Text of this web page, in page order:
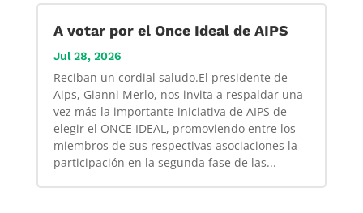
A votar por el Once Ideal de AIPS
Jul 28, 2026
Reciban un cordial saludo.El presidente de
Aips, Gianni Merlo, nos invita a respaldar una
vez más la importante iniciativa de AIPS de
elegir el ONCE IDEAL, promoviendo entre los
miembros de sus respectivas asociaciones la
participación en la segunda fase de las...